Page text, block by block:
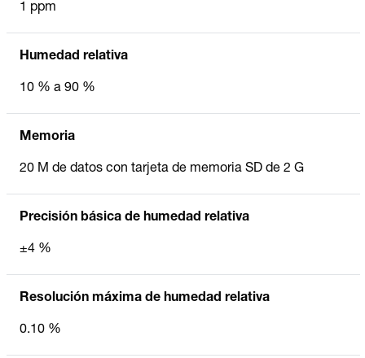
1 ppm
Humedad relativa
10 % a 90 %
Memoria
20 M de datos con tarjeta de memoria SD de 2 G
Precisión básica de humedad relativa
±4 %
Resolución máxima de humedad relativa
0.10 %